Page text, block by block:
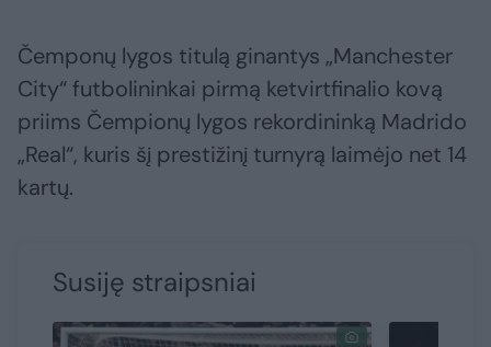
Čemponų lygos titulą ginantys „Manchester
City“ futbolininkai pirmą ketvirtfinalio kovą
priims Čempionų lygos rekordininką Madrido
„Real“, kuris šį prestižinį turnyrą laimėjo net 14
kartų.
Susiję straipsniai